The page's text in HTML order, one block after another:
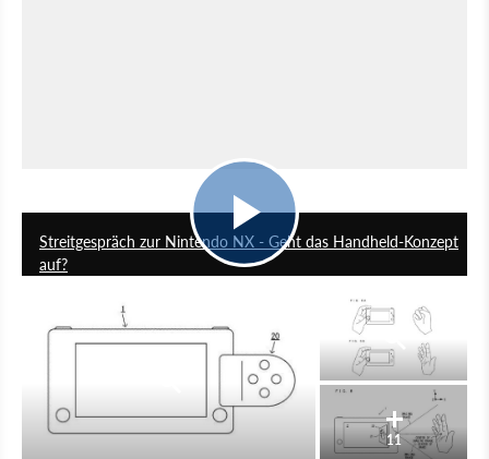
Streitgespräch zur Nintendo NX - Geht das Handheld-Konzept
auf?
11